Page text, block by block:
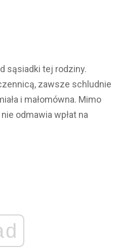
sąsiadki tej rodziny.
zawsze schludnie
i małomówna. Mimo
odmawia wpłat na